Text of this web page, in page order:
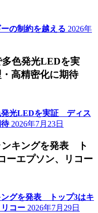
の制約を越える 2026年
色発光LEDを実
高精密化に期待
発光LEDを実証 ディス
2026年7月23日
ンキングを発表 ト
ーエプソン、リコー
ングを発表 トップ3はキ
コー 2026年7月29日